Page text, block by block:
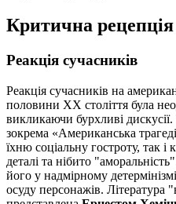
Критична рецепція
Реакція сучасників
Реакція сучасників на
половини XX століття була
викликаючи бурхливі
зокрема «Американська
їхню соціальну гостроту, так і
деталі та нібито
його у надмірному
осуду персонажів. Література